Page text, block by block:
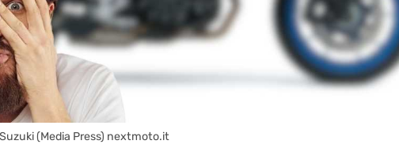
(Media Press) nextmoto.it